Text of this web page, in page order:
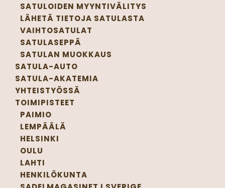
SATULOIDEN MYYNTIVÄLITYS
LÄHETÄ TIETOJA SATULASTA
VAIHTOSATULAT
SATULASEPPÄ
SATULAN MUOKKAUS
SATULA-AUTO
SATULA-AKATEMIA
YHTEISTYÖSSÄ
TOIMIPISTEET
PAIMIO
LEMPÄÄLÄ
HELSINKI
OULU
LAHTI
HENKILÖKUNTA